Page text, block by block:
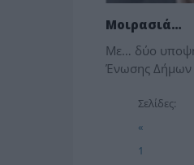
Μοιρασιά…
Με… δύο
Ένωσης Δήμων
Σελίδες:
«
1